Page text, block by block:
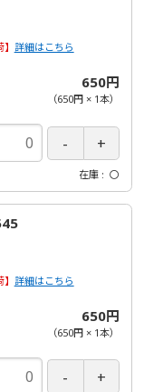
詳細はこちら
650円
（650円× 1本）
在庫 〇
詳細はこちら
650円
（650円× 1本）